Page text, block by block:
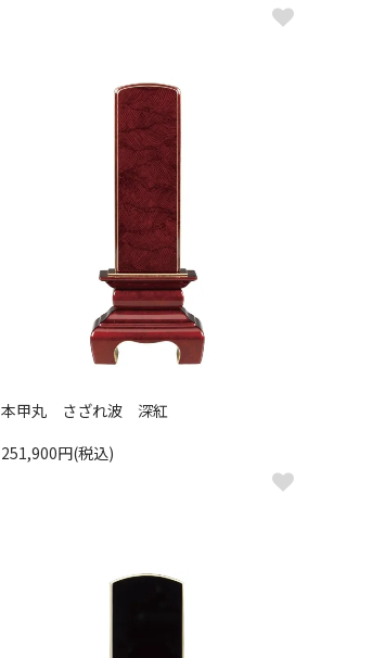
本甲丸 さざれ波 深紅
251,900円(税込)